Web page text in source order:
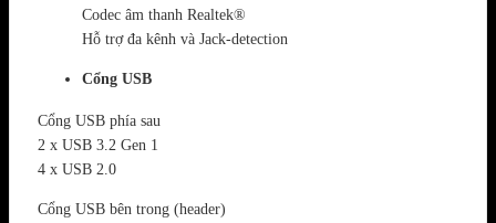
Codec âm thanh Realtek®
Hỗ trợ đa kênh và Jack-detection
Cổng USB
Cổng USB phía sau
2 x USB 3.2 Gen 1
4 x USB 2.0
Cổng USB bên trong (header)